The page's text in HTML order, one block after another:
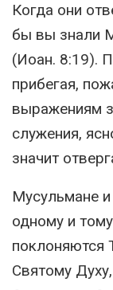
Когда они
бы вы знали
(Иоан. 8:19).
прибегая,
выражениям
служения,
значит
Мусульмане
одному и
поклоняются
Святому